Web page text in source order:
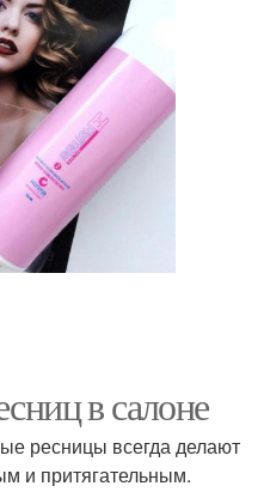
в салоне
ресницы всегда делают
и притягательным.